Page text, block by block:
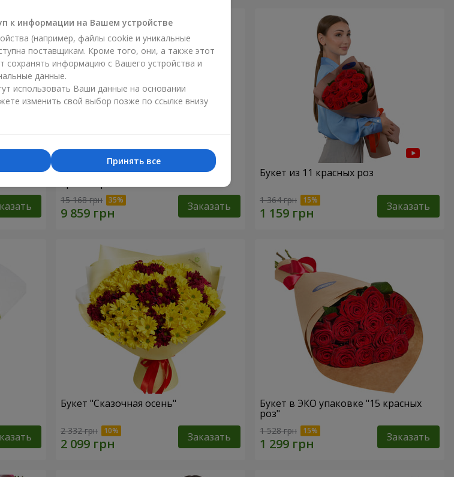
Цветы в чёрной коробке "151
15 168 грн Заказать
Букет из 11 красных роз
1 364 грн Заказать
Букет "Сказочная осень"
2 332 грн Заказать
Букет в ЭКО упаковке "15 красных
роз"
1 528 грн Заказать
к информации на Вашем устройстве
(например, файлы cookie и уникальные
поставщикам. Кроме того, они, а также этот
сохранять информацию с Вашего устройства и
данные.
использовать Ваши данные на основании
изменить свой выбор позже по ссылке внизу
Принять все